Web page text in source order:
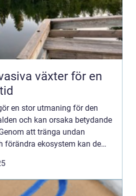
växter för en
en stor utmaning för den
och kan orsaka betydande
att tränga undan
förändra ekosystem kan de